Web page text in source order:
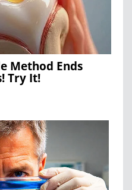
Method Ends
Try It!